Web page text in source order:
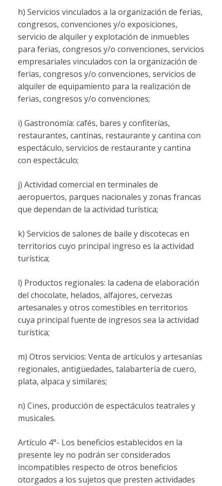
h) Servicios vinculados a la organización de ferias,
congresos, convenciones y/o exposiciones,
servicio de alquiler y explotación de inmuebles
para ferias, congresos y/o convenciones, servicios
empresariales vinculados con la organización de
ferias, congresos y/o convenciones, servicios de
alquiler de equipamiento para la realización de
ferias, congresos y/o convenciones;
i) Gastronomía: cafés, bares y confiterías,
restaurantes, cantinas, restaurante y cantina con
espectáculo, servicios de restaurante y cantina
con espectáculo;
j) Actividad comercial en terminales de
aeropuertos, parques nacionales y zonas francas
que dependan de la actividad turística;
k) Servicios de salones de baile y discotecas en
territorios cuyo principal ingreso es la actividad
turística;
l) Productos regionales: la cadena de elaboración
del chocolate, helados, alfajores, cervezas
artesanales y otros comestibles en territorios
cuya principal fuente de ingresos sea la actividad
turística;
m) Otros servicios: Venta de artículos y artesanías
regionales, antigüedades, talabartería de cuero,
plata, alpaca y similares;
n) Cines, producción de espectáculos teatrales y
musicales.
Artículo 4°- Los beneficios establecidos en la
presente ley no podrán ser considerados
incompatibles respecto de otros beneficios
otorgados a los sujetos que presten actividades